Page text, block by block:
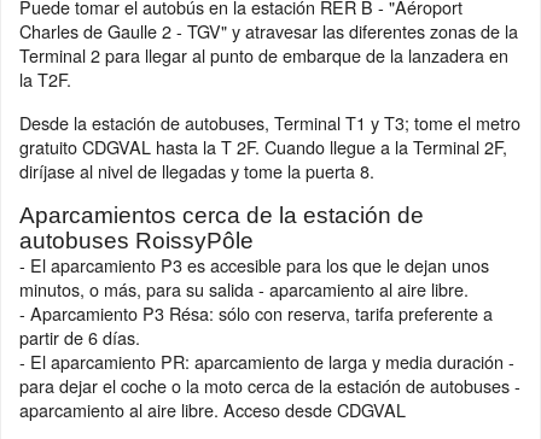
Puede tomar el autobús en la estación RER B - "Aéroport
Charles de Gaulle 2 - TGV" y atravesar las diferentes zonas de la
Terminal 2 para llegar al punto de embarque de la lanzadera en
la T2F.
Desde la estación de autobuses, Terminal T1 y T3; tome el metro
gratuito CDGVAL hasta la T 2F. Cuando llegue a la Terminal 2F,
diríjase al nivel de llegadas y tome la puerta 8.
Aparcamientos cerca de la estación de
autobuses RoissyPôle
- El aparcamiento P3 es accesible para los que le dejan unos
minutos, o más, para su salida - aparcamiento al aire libre.
- Aparcamiento P3 Résa: sólo con reserva, tarifa preferente a
partir de 6 días.
- El aparcamiento PR: aparcamiento de larga y media duración -
para dejar el coche o la moto cerca de la estación de autobuses -
aparcamiento al aire libre. Acceso desde CDGVAL